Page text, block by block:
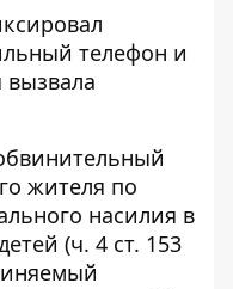
телефон и
вызвала
жителя по
насилия в
(ч. 4 ст. 153